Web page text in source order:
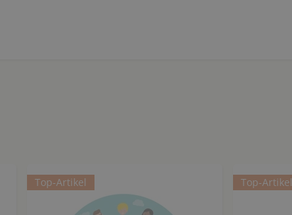
Top-Artikel Top-Artikel